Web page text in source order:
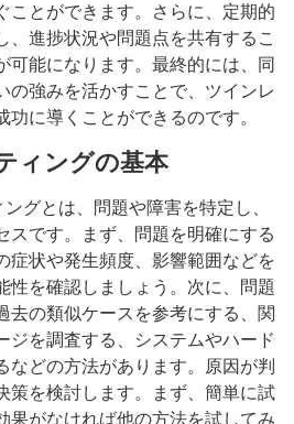
ことができます。さらに、定期的
、進捗状況や問題点を共有するこ
可能になります。最終的には、同
の強みを活かすことで、ツインレ
功に導くことができるのです。
ィングの基本
グとは、問題や障害を特定し、
スです。まず、問題を明確にする
症状や発生頻度、影響範囲などを
性を確認しましょう。次に、問題
去の類似ケースを参考にする、関
ジを調査する、システムやハード
などの方法があります。原因が判
策を検討します。まず、簡単に試
果がなければ他の方法を試してみ